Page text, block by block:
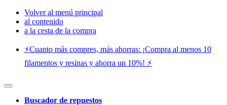
Volver al menú principal
al contenido
a la cesta de la compra
⚡️Cuanto más compres, más ahorras: ¡Compra al menos 10
filamentos y resinas y ahorra un 10%! ⚡️
Buscador de repuestos